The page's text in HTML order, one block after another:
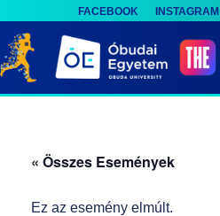
FACEBOOK INSTAGRAM
k
i
« Összes Események
Ez az esemény elmúlt.